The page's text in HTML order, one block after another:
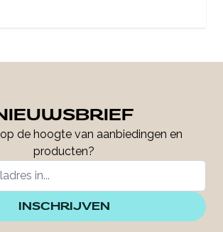
de hoogte van aanbiedingen en
producten?
INSCHRIJVEN